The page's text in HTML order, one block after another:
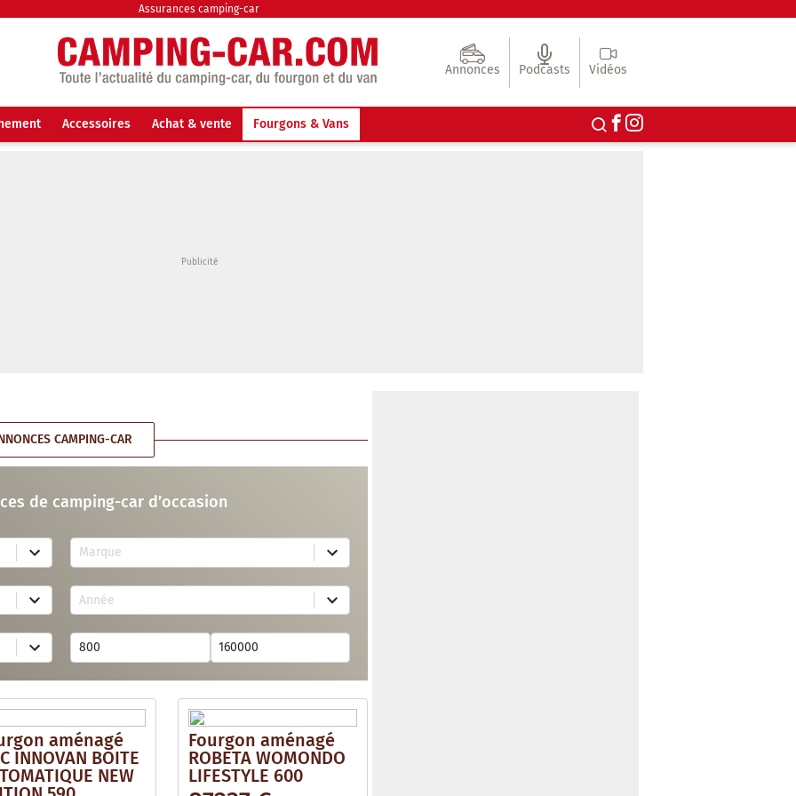
Assurances camping-car
Annonces Podcasts Vidéos
Accessoires Achat & vente Fourgons & Vans
CAMPING-CAR
de camping-car d’occasion
Marque
7
r
t
a
i
a
b
l
e
Année
1
r
e
t
s
a
v
a
i
l
a
b
aménagé
INNOVAN BOITE
NEW
Fourgon aménagé
ROBETA WOMONDO
LIFESTYLE 600